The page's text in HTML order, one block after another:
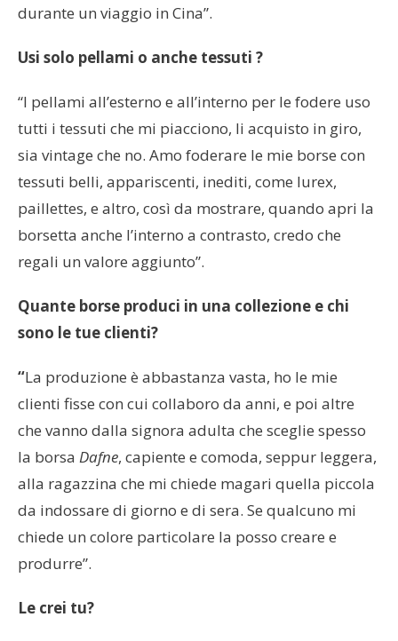
durante un viaggio in Cina”.
Usi solo pellami o anche tessuti ?
“I pellami all’esterno e all’interno per le fodere uso
tutti i tessuti che mi piacciono, li acquisto in giro,
sia vintage che no. Amo foderare le mie borse con
tessuti belli, appariscenti, inediti, come lurex,
paillettes, e altro, così da mostrare, quando apri la
borsetta anche l’interno a contrasto, credo che
regali un valore aggiunto”.
Quante borse produci in una collezione e chi
sono le tue clienti?
“La produzione è abbastanza vasta, ho le mie
clienti fisse con cui collaboro da anni, e poi altre
che vanno dalla signora adulta che sceglie spesso
la borsa Dafne, capiente e comoda, seppur leggera,
alla ragazzina che mi chiede magari quella piccola
da indossare di giorno e di sera. Se qualcuno mi
chiede un colore particolare la posso creare e
produrre”.
Le crei tu?